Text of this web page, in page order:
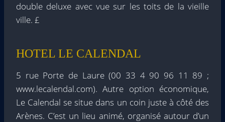
double deluxe avec vue sur les toits de la vieille
ville. £
HOTEL LE CALENDAL
5 rue Porte de Laure (00 33 4 90 96 11 89 ;
www.lecalendal.com). Autre option économique,
Le Calendal se situe dans un coin juste à côté des
Arènes. C’est un lieu animé, organisé autour d’un